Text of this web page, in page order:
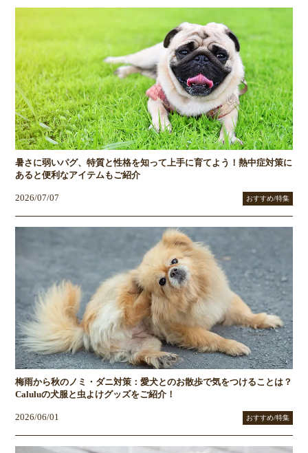
暑さに弱いパグ、特質と性格を知って上手に育てよう！熱中症対策に
あると便利なアイテムもご紹介
2026/07/07 おすすめ/特集
梅雨から秋のノミ・ダニ対策：愛犬とのお散歩で気をつけることは？
Caluluの犬服と虫よけグッズをご紹介！
2026/06/01 おすすめ/特集